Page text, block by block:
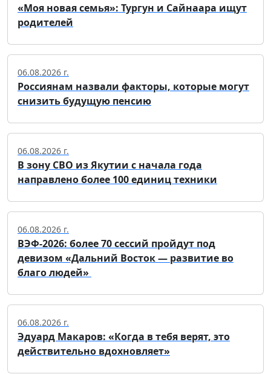
«Моя новая семья»: Тургун и Сайнаара ищут
родителей
06.08.2026 г.
Россиянам назвали факторы, которые могут
снизить будущую пенсию
06.08.2026 г.
В зону СВО из Якутии с начала года
направлено более 100 единиц техники
06.08.2026 г.
ВЭФ-2026: более 70 сессий пройдут под
девизом «Дальний Восток — развитие во
благо людей»
06.08.2026 г.
Эдуард Макаров: «Когда в тебя верят, это
действительно вдохновляет»